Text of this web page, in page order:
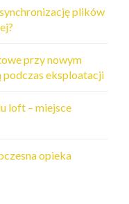
plików
przy nowym
podczas eksploatacji
loft – miejsce
opieka